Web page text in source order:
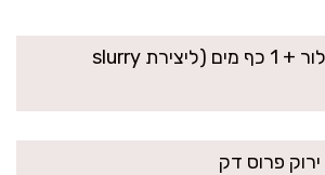
1 כפית קורנפלור + 1 כף מים (ליצירת slurry
פרוס דק